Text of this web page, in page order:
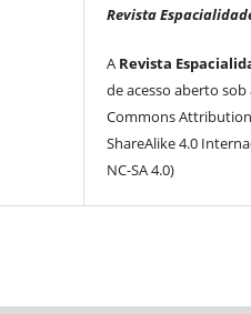
Revista
A Revista
de acesso aberto sob
Commons
ShareAlike 4.0
NC-SA 4.0)